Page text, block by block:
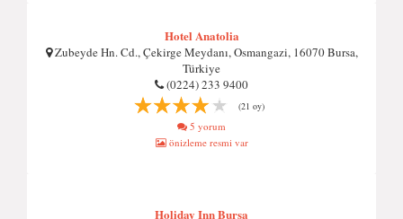
Hotel Anatolia
Zubeyde Hn. Cd., Çekirge Meydanı, Osmangazi, 16070 Bursa,
Türkiye
(0224) 233 9400
(21 oy)
5 yorum
önizleme resmi var
Holiday Inn Bursa